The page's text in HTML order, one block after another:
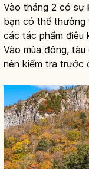
Vào tháng 2 có sự
bạn có thể thưởng
các tác phẩm điêu
Vào mùa đông,
nên kiểm tra trước